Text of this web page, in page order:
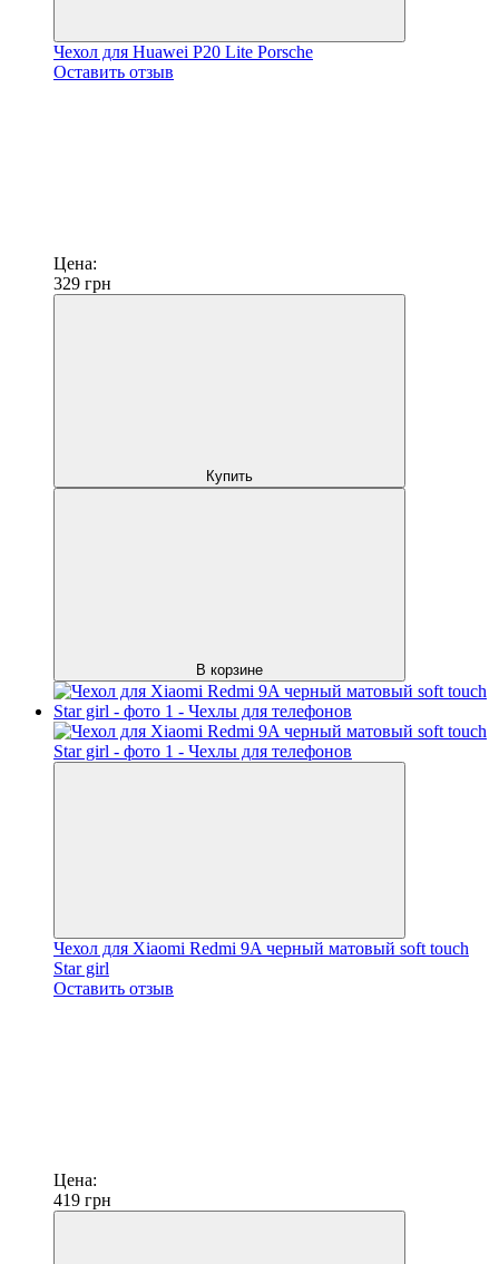
Чехол для Huawei P20 Lite Porsche
Оставить отзыв
Цена:
329 грн
Купить
В корзине
Чехол для Xiaomi Redmi 9A черный матовый soft touch
Star girl
Оставить отзыв
Цена:
419 грн